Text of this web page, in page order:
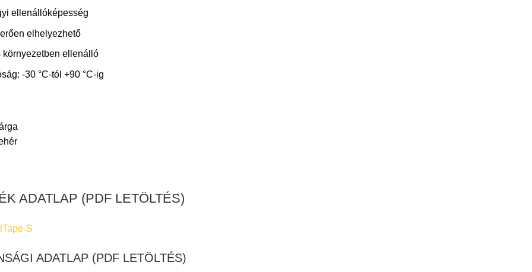
ellenállóképesség
elhelyezhető
környezetben ellenálló
-30 °C-tól +90 °C-ig
ADATLAP (PDF LETÖLTÉS)
S
ADATLAP (PDF LETÖLTÉS)